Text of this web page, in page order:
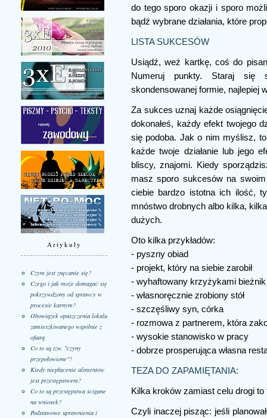
Artykuły
Czym jest znęcanie się?
Czego i jak może domagać się
pokrzywdzony od sprawcy w
procesie karnym?
Obowiązek opuszczenia lokalu
zamieszkiwanego wspólnie z
ofiarą
Co to są tzw. "czyny
przepołowione"?
Kiedy niepłacenie alimentów
jest przestępstwem?
Co to są przestępstwa ścigane
na wniosek?
Podstawowe uprawnienia i
do tego sporo okazji i sporo
bądź wybrane działania, które
LISTA SUKCESÓW
Usiądź, weź kartkę, coś do
Numeruj punkty. Staraj się
skondensowanej formie, najlepiej
Za sukces uznaj każde
dokonałeś, każdy efekt twojego
się podoba. Jak o nim myślisz,
każde twoje działanie lub jego
bliscy, znajomi. Kiedy
masz sporo sukcesów na
ciebie bardzo istotna ich ilość,
mnóstwo drobnych albo kilka,
dużych.
Oto kilka przykładów:
- pyszny obiad
- projekt, który na siebie zarobił
- wyhaftowany krzyżykami bieżnik
- własnoręcznie zrobiony stół
- szczęśliwy syn, córka
- rozmowa z partnerem, która
- wysokie stanowisko w pracy
- dobrze prosperująca własna
TEZA DO ZAPAMIĘTANIA:
Kilka kroków zamiast celu drogi
Czyli inaczej pisząc: jeśli